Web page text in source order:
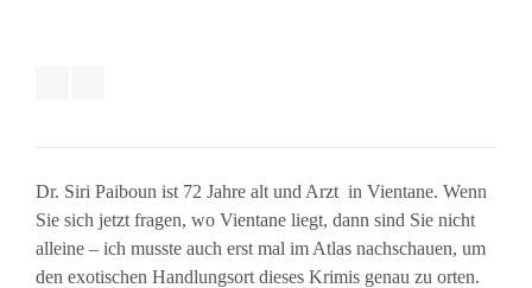
Dr. Siri Paiboun ist 72 Jahre alt und Arzt in Vientane. Wenn
Sie sich jetzt fragen, wo Vientane liegt, dann sind Sie nicht
alleine – ich musste auch erst mal im Atlas nachschauen, um
den exotischen Handlungsort dieses Krimis genau zu orten.